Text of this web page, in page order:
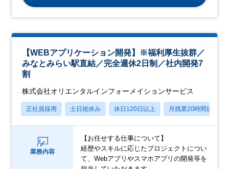
【WEBアプリケーション開発】※福利厚生抜群／
みなとみらい駅直結／完全週休2日制／社内開発7
割
株式会社オリエンタルインフォーメイションサービス
正社員採用 土日祝休み 休日120日以上 月残業20時間以内
業務内容
【お任せする仕事について】
経歴やスキルに応じたプロジェクトについ
て、Webアプリやスマホアプリの開発等を